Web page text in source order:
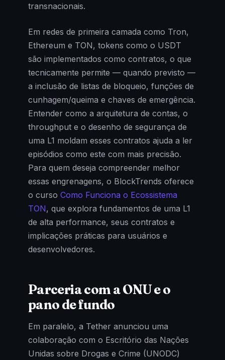
transnacionais.
Em redes de primeira camada como Tron,
Ethereum e TON, tokens como o USDT
são implementados como contratos, o que
tecnicamente permite — quando previsto —
a inclusão de listas de bloqueio, funções de
cunhagem/queima e chaves de emergência.
Entender como a arquitetura de contas, o
throughput e o desenho de segurança de
uma L1 moldam esses contratos ajuda a ler
episódios como este com mais precisão.
Para quem deseja compreender melhor
essas engrenagens, o BlockTrends oferece
o curso Como Funciona o Ecossistema
TON, que explora fundamentos de uma L1
de alta performance, seus contratos e
implicações práticas para usuários e
desenvolvedores.
Parceria com a ONU e o
pano de fundo
Em paralelo, a Tether anunciou uma
colaboração com o Escritório das Nações
Unidas sobre Drogas e Crime (UNODC)